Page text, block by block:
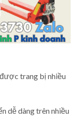
trang bị nhiều
dễ dàng trên nhiều